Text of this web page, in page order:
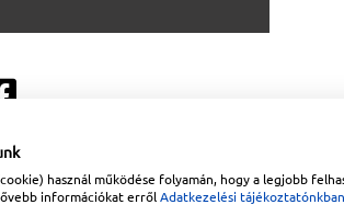
Sitemap|Impresszum
használ működése folyamán, hogy a legjobb
információkat errőlAdatkezelési tájékoztatónkban